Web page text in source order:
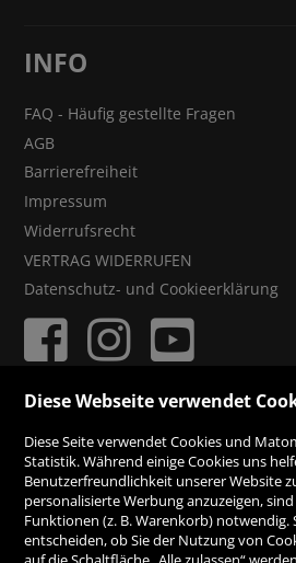
INFO
FAQ - Häufig gestellte Fragen
AGB
Barrierefreiheit
Impressum
Widerrufsrecht
VERTRAG WIDERRUFEN
Datenschutz- und Cookieerklärung
Vorauskasse
Diese Webseite verwendet
Diese Seite verwendet Cookies und
Statistik. Während einige Cookies uns
Benutzerfreundlichkeit unserer Website
personalisierte Werbung anzuzeigen,
Funktionen (z. B. Warenkorb) notwendig.
entscheiden, ob Sie der Nutzung von